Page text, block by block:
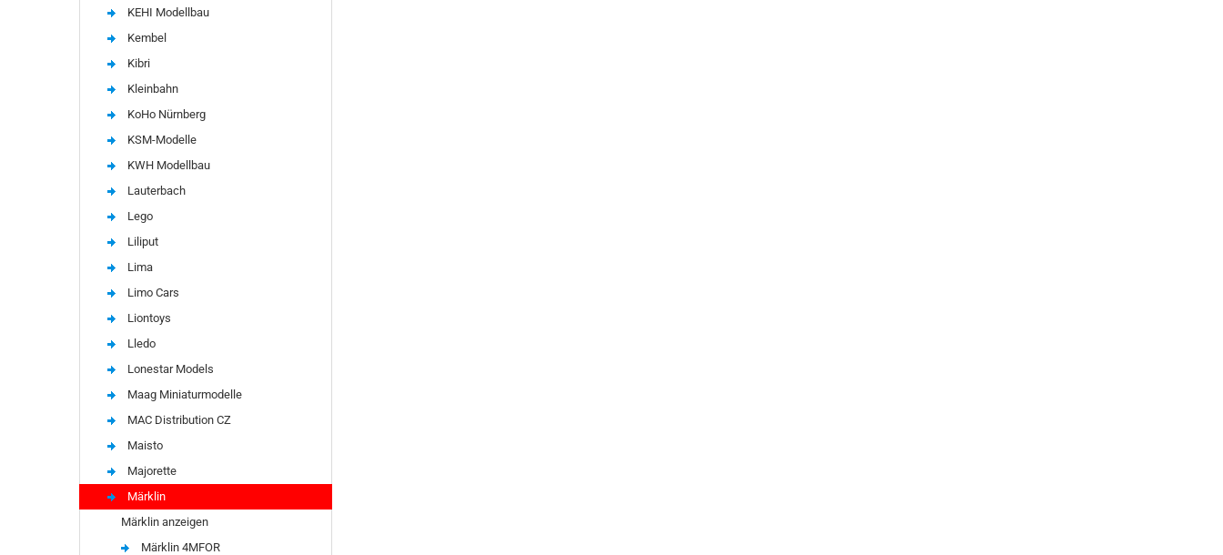
KEHI Modellbau
Kembel
Kibri
Kleinbahn
KoHo Nürnberg
KSM-Modelle
KWH Modellbau
Lauterbach
Lego
Liliput
Lima
Limo Cars
Liontoys
Lledo
Lonestar Models
Maag Miniaturmodelle
MAC Distribution CZ
Maisto
Majorette
Märklin
Märklin anzeigen
Märklin 4MFOR